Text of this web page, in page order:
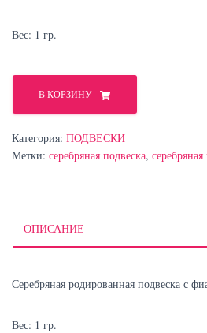
Вес: 1 гр.
Количество
товара
Серебряная
с
фианитами
В КОРЗИНУ
Категория: ПОДВЕСКИ
Метки: серебряная подвеска,
ОПИСАНИЕ
Серебряная родированная подвеска с
Вес: 1 гр.